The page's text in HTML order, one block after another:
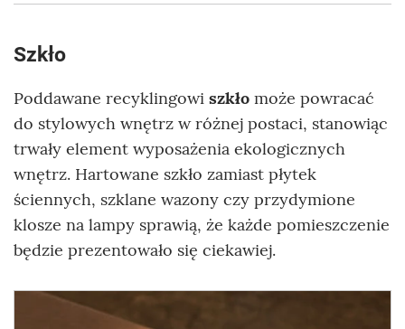
Szkło
Poddawane recyklingowi szkło może powracać
do stylowych wnętrz w różnej postaci, stanowiąc
trwały element wyposażenia ekologicznych
wnętrz. Hartowane szkło zamiast płytek
ściennych, szklane wazony czy przydymione
klosze na lampy sprawią, że każde pomieszczenie
będzie prezentowało się ciekawiej.